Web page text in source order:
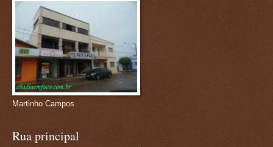
Martinho Campos
Rua principal